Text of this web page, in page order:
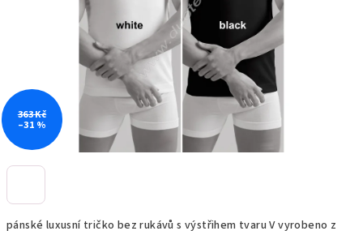
pánské luxusní tričko bez rukávů s výstřihem tvaru V vyrobeno z
363 Kč
–31 %